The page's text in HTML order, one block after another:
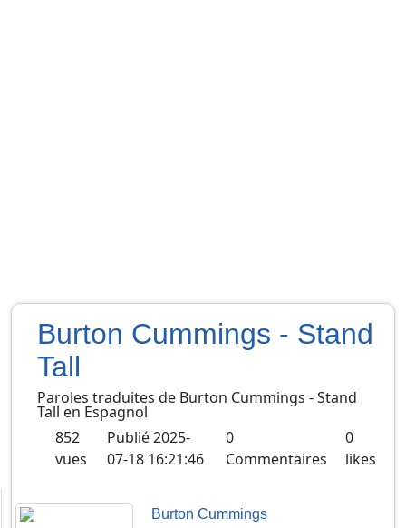
Burton Cummings - Stand
Tall
Paroles traduites de Burton Cummings -Stand
Tall en Espagnol
852
vues
Publié2025-
07-18 16:21:46
0
Commentaires
0
likes
Burton Cummings